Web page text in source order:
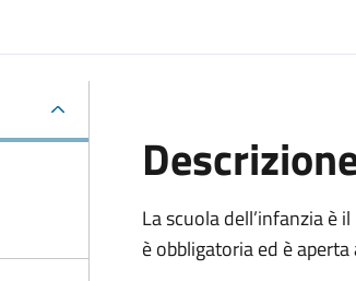
La scuola dell’infanzia è
è obbligatoria ed è